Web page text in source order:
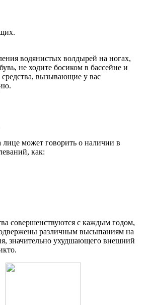
водянистых волдырей на ногах,
не ходите босиком в бассейне и
средства, вызывающие у вас
лице может говорить о наличии в
как:
совершенствуются с каждым годом,
различным высыпаниям на
значительно ухудшающего внешний